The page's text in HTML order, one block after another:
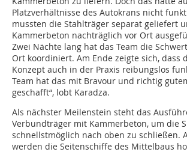
Platzverhältnisse des Autokrans nicht
mussten die Stahlträger separat geliefert
Kammerbeton nachträglich vor Ort
Zwei Nächte lang hat das Team die
Ort koordiniert. Am Ende zeigte sich, dass
Konzept auch in der Praxis reibungslos
Team hat das mit Bravour und richtig
geschafft“, lobt Karadza.
Als nächster Meilenstein steht das
Verbundträger mit Kammerbeton, um die
schnellstmöglich nach oben zu schließen.
werden die Seitenschiffe des Mittelbaus